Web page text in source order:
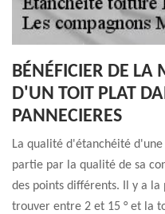
BÉNÉFICIER DE LA
D'UN TOIT PLAT
PANNECIERES
La qualité d'étanchéité
partie par la qualité de sa
des points différents. Il y a
trouver entre 2 et 15 ° et la